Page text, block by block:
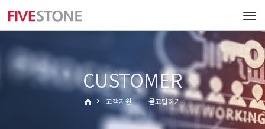
CUSTOMER
고객지원 묻고답하기